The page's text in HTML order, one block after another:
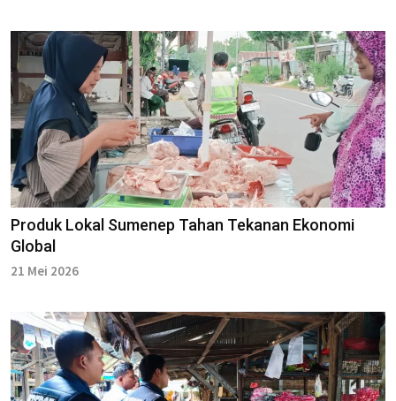
Produk Lokal Sumenep Tahan Tekanan Ekonomi
Global
21 Mei 2026